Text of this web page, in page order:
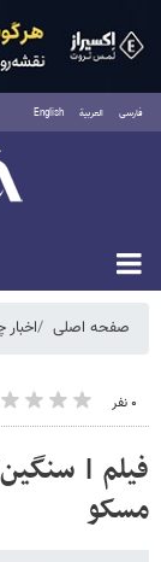
فارسی العربية English
صفحه اصلی
۰ نفر
فیلم |
مسکو